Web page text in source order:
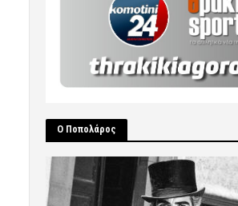
Ο Ποπολάρος